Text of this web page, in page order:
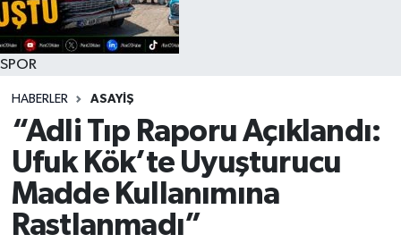
SPOR
HABERLER ASAYİŞ
“Adli Tıp Raporu Açıklandı:
Ufuk Kök’te Uyuşturucu
Madde Kullanımına
Rastlanmadı”